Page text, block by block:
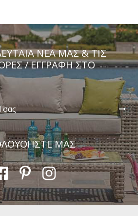
ΝΈΑ ΜΑΣ & ΤΙΣ
/ ΕΓΓΡΑΦΗ ΣΤΟ
ΜΑΣ